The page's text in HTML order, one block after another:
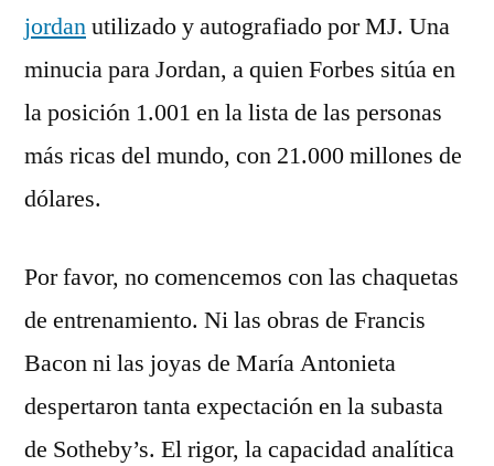
jordanutilizado y autografiado por MJ. Una
minucia para Jordan, a quien Forbes sitúa en
la posición 1.001 en la lista de las personas
más ricas del mundo, con 21.000 millones de
dólares.
Por favor, no comencemos con las chaquetas
de entrenamiento. Ni las obras de Francis
Bacon ni las joyas de María Antonieta
despertaron tanta expectación en la subasta
de Sotheby’s. El rigor, la capacidad analítica